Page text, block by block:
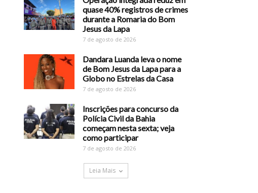
quase 40% registros de crimes
durante a Romaria do Bom
Jesus da Lapa
7 de agosto de 2026
Dandara Luanda leva o nome
de Bom Jesus da Lapa para a
Globo no Estrelas da Casa
7 de agosto de 2026
Inscrições para concurso da
Polícia Civil da Bahia
começam nesta sexta; veja
como participar
7 de agosto de 2026
Leia Mais